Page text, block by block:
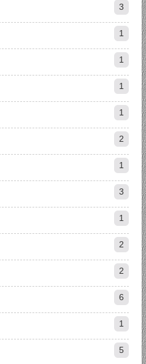
3
1
1
1
1
2
1
3
1
2
2
6
1
5